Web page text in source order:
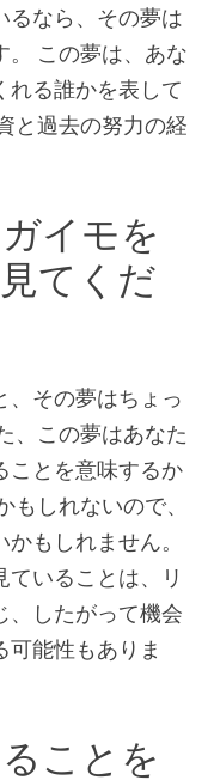
るなら、その夢は
。 この夢は、あな
れる誰かを表して
と過去の努力の経
イモを
てくだ
、その夢はちょっ
、この夢はあなた
ことを意味するか
しれないので、
もしれません。
いることは、リ
、したがって機会
可能性もありま
ことを